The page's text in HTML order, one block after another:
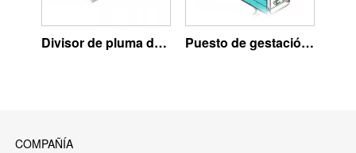
Divisor de pluma de cerdo Puesto de gestación español
COMPAÑÍA